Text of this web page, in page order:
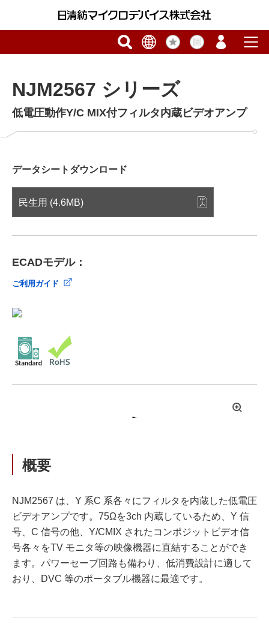
NJM2567 シリーズ
低電圧動作Y/C MIX付フィルタ内蔵ビデオアンプ
データシートダウンロード
民生用 (4.6MB)
ECADモデル：
ご利用ガイド
拡
概要
NJM2567 は、Y 系C 系各々にフィルタを内蔵した低電圧
ビデオアンプです。75Ωを3ch 内蔵しているため、Y 信
号、C 信号の他、Y/CMIX されたコンポジットビデオ信
号各々をTV モニタ等の映像機器に直結することができ
ます。パワーセーブ回路も備わり、低消費設計に適して
おり、DVC 等のポータブル機器に最適です。